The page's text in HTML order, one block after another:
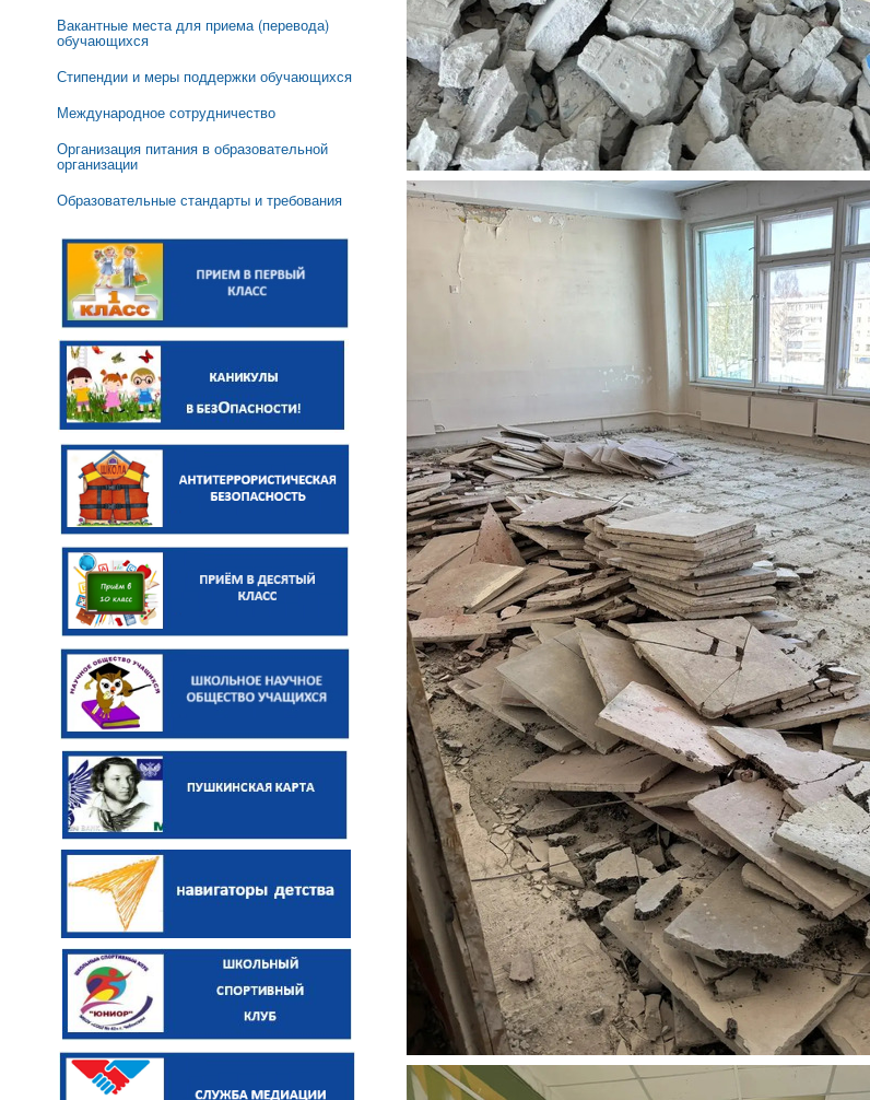
Вакантные места для приема (перевода)
обучающихся
Стипендии и меры поддержки обучающихся
Международное сотрудничество
Организация питания в образовательной
организации
Образовательные стандарты и требования